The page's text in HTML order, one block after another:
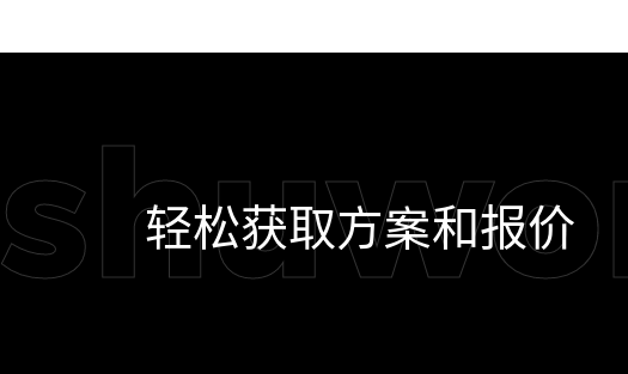
轻松获取方案和报价